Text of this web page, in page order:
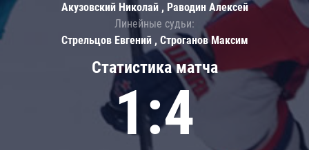
Статистика матча
1:4
Акузовский Николай , Раводин Алексей
Линейные судьи:
Стрельцов Евгений , Строганов Максим